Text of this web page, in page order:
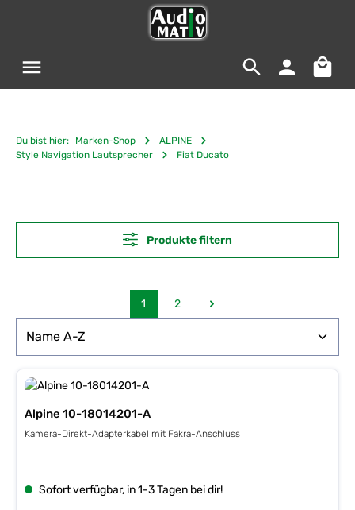
Du bist hier: Marken-Shop
ALPINE
Style Navigation Lautsprecher
Fiat Ducato
Produkte filtern
Seite
1
Seite
2
Alpine 10-18014201-A
Kamera-Direkt-Adapterkabel mit Fakra-Anschluss
Sofort verfügbar, in 1-3 Tagen bei dir!